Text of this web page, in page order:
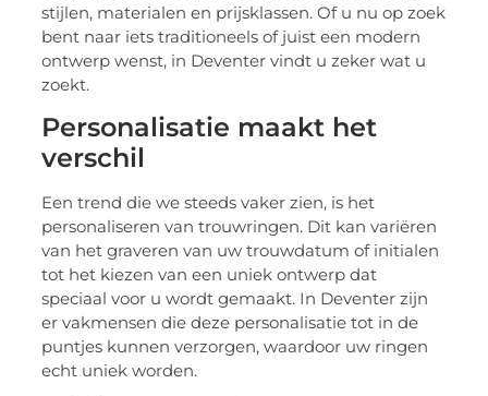
stijlen, materialen en prijsklassen. Of u nu op zoek
bent naar iets traditioneels of juist een modern
ontwerp wenst, in Deventer vindt u zeker wat u
zoekt.
Personalisatie maakt het
verschil
Een trend die we steeds vaker zien, is het
personaliseren van trouwringen. Dit kan variëren
van het graveren van uw trouwdatum of initialen
tot het kiezen van een uniek ontwerp dat
speciaal voor u wordt gemaakt. In Deventer zijn
er vakmensen die deze personalisatie tot in de
puntjes kunnen verzorgen, waardoor uw ringen
echt uniek worden.